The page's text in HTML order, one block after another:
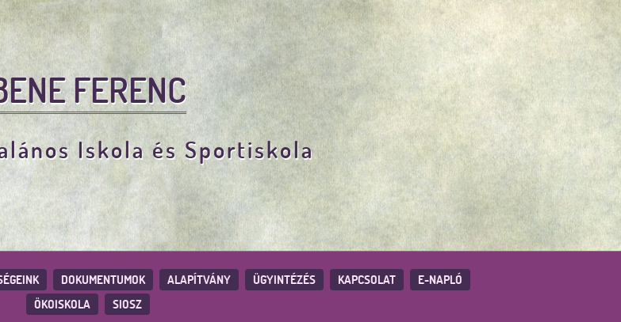
FERENC
Iskola és Sportiskola
DOKUMENTUMOK ALAPÍTVÁNY ÜGYINTÉZÉS KAPCSOLAT
E-NAPLÓ
ÖKOISKOLA
SIOSZ